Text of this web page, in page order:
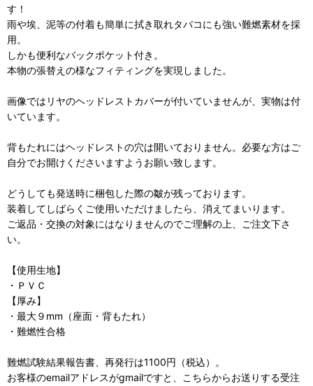
す！
雨や埃、泥等の付着も簡単に拭き取れタバコにも強い難燃素材を採
用。
しかも便利なバックポケット付き。
本物の張替えの様なフィティングを実現しました。
画像ではリヤのヘッドレストカバーが付いていませんが、実物は付
いています。
背もたれにはヘッドレストの穴は開いておりません。必要な方はご
自分でお開けくださいますようお願い致します。
どうしても発送時に梱包した際の皺が残っております。
装着してしばらくご使用いただけましたら、消えてまいります。
ご返品・交換の対象にはなりませんのでご理解の上、ご注文下さ
い。
【使用生地】
・ＰＶＣ
【厚み】
・最大９mm（座面・背もたれ）
・難燃性合格
難燃試験結果報告書、再発行は1100円（税込）。
お客様のemailアドレスがgmailですと、こちらからお送りする受注